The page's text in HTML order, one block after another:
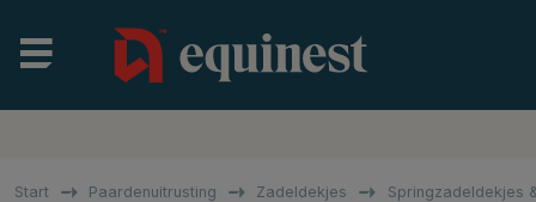
Start Paardenuitrusting Zadeldekjes Springzadeldekjes